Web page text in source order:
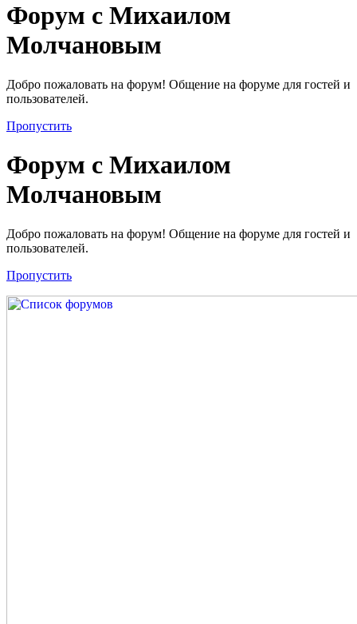
Форум с Михаилом
Молчановым
Добро пожаловать на форум! Общение на форуме для гостей и
пользователей.
Пропустить
Форум с Михаилом
Молчановым
Добро пожаловать на форум! Общение на форуме для гостей и
пользователей.
Пропустить